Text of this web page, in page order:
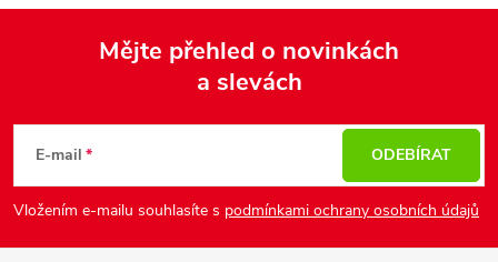
Mějte přehled o novinkách
a slevách
E-mail
Vložením e-mailu souhlasíte s podmínkami ochrany osobních údajů
ODEBÍRAT